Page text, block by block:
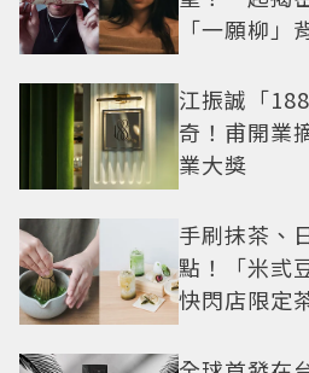
「一願柳」
江振誠「
奇！甫開業
業大獎
手刷抹茶、
點！「米弎
快閃店限定